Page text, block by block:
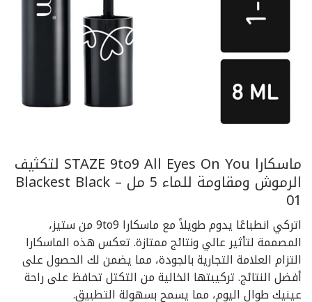
ماسكارا STAZE 9to9 All Eyes On You لتكثيف
الرموش ومقاومة للماء 5 مل – Blackest Black
01
اتركي انطباعًا يدوم طويلاً مع ماسكارا 9to9 من ستيز،
المصممة لتأثير عالي ونتائج ممتازة. تعكس هذه الماسكارا
التزام العلامة التجارية بالجودة، مما يضمن لك الحصول على
أفضل النتائج. تركيبتها الخالية من التكتل تحافظ على راحة
عينيك طوال اليوم، مما يسمح بسهولة التطبيق.